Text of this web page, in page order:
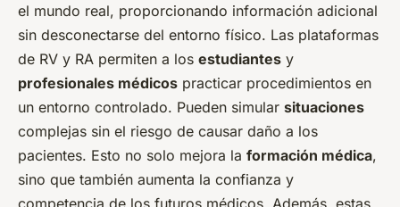
el mundo real, proporcionando información adicional
sin desconectarse del entorno físico. Las plataformas
de RV y RA permiten a los estudiantes y
profesionales médicos practicar procedimientos en
un entorno controlado. Pueden simular situaciones
complejas sin el riesgo de causar daño a los
pacientes. Esto no solo mejora la formación médica,
sino que también aumenta la confianza y
competencia de los futuros médicos. Además, estas